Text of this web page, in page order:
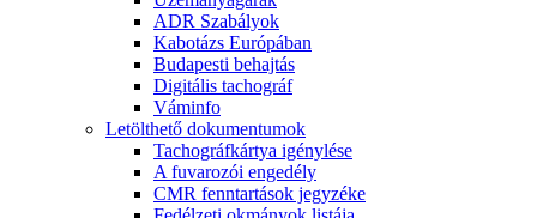
ADR Szabályok
Kabotázs Európában
Budapesti behajtás
Digitális tachográf
Váminfo
Letölthető dokumentumok
Tachográfkártya igénylése
A fuvarozói engedély
CMR fenntartások jegyzéke